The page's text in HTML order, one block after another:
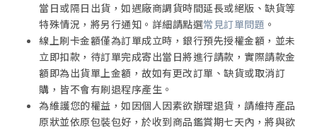
當日或隔日出貨，如遇廠商調貨時間延長或絕版、缺貨等
特殊情況，將另行通知。詳細請點選常見訂單問題 。
線上刷卡金額僅為訂單成立時，銀行預先授權金額，並未
立即扣款，待訂單完成寄出當日將進行請款，實際請款金
額即為出貨單上金額，故如有更改訂單、缺貨或取消訂
購，皆不會有刷退程序產生。
為維護您的權益，如因個人因素欲辦理退貨，請維持產品
原狀並依原包裝包好，於收到商品鑑賞期七天內，將與欲